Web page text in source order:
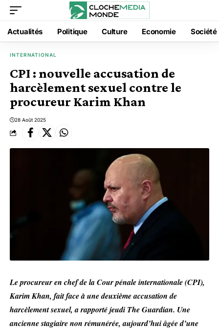
Actualités Politique Culture Economie Société
INTERNATIONAL
CPI : nouvelle accusation de
harcèlement sexuel contre le
procureur Karim Khan
28 Août 2025
Le procureur en chef de la Cour pénale internationale (CPI),
Karim Khan, fait face à une deuxième accusation de
harcèlement sexuel, a rapporté jeudi The Guardian. Une
ancienne stagiaire non rémunérée, aujourd’hui âgée d’une